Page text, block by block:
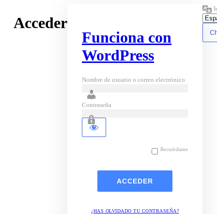
Acceder
Funciona con
WordPress
Nombre de usuario o correo electrónico
Contraseña
Recuérdame
¿HAS OLVIDADO TU CONTRASEÑA?